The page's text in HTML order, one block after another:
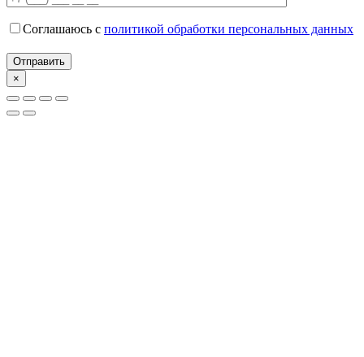
Соглашаюсь с политикой обработки персональных данных
×